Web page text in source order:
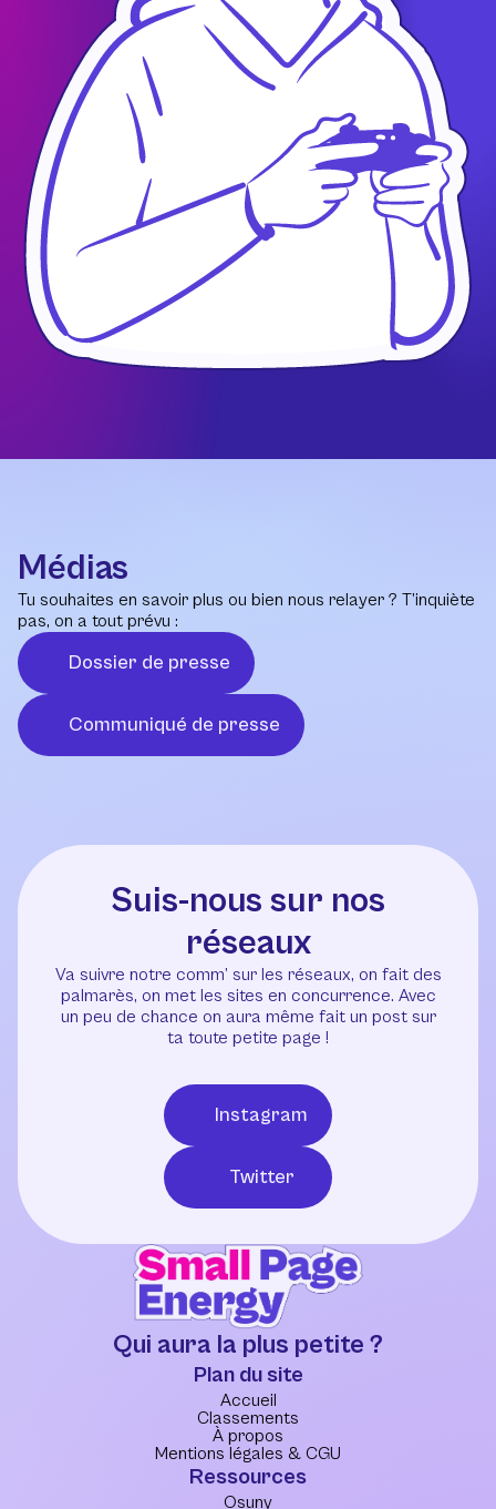
Médias
Tu souhaites en savoir plus ou bien nous relayer ? T’inquiète
pas, on a tout prévu :
Dossier de presse
Communiqué de presse
Suis-nous sur nos
réseaux
Va suivre notre comm’ sur les réseaux, on fait des
palmarès, on met les sites en concurrence. Avec
un peu de chance on aura même fait un post sur
ta toute petite page !
Instagram
Twitter
Qui aura la plus petite ?
Plan du site
Accueil
Classements
À propos
Mentions légales & CGU
Ressources
Osuny